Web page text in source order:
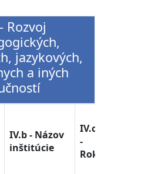
Rozvoj
jazykových,
a iných
IV.b - Názov
inštitúcie
IV.c
-
Rok